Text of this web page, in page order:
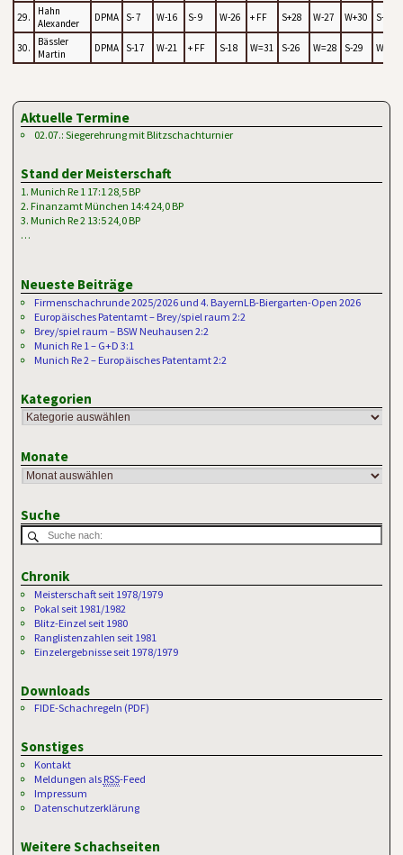
29.
Hahn
Alexander
DPMA S- 7 W-16 S- 9 W-26 + FF S+28 W-27 W+30 S-21
30.
Bässler
Martin
DPMA S-17 W-21 + FF S-18 W=31 S-26 W=28 S-29 W-27
Aktuelle Termine
02.07.: Siegerehrung mit Blitzschachturnier
Stand der Meisterschaft
1. Munich Re 1 17:1 28,5 BP
2. Finanzamt München 14:4 24,0 BP
3. Munich Re 2 13:5 24,0 BP
…
Neueste Beiträge
Firmenschachrunde 2025/2026 und 4. BayernLB-Biergarten-Open 2026
Europäisches Patentamt – Brey/spiel raum 2:2
Brey/spiel raum – BSW Neuhausen 2:2
Munich Re 1 – G+D 3:1
Munich Re 2 – Europäisches Patentamt 2:2
Kategorien
Monate
Suche
Chronik
Meisterschaft seit 1978/1979
Pokal seit 1981/1982
Blitz-Einzel seit 1980
Ranglistenzahlen seit 1981
Einzelergebnisse seit 1978/1979
Downloads
FIDE-Schachregeln (PDF)
Sonstiges
Kontakt
Meldungen als RSS-Feed
Impressum
Datenschutzerklärung
Weitere Schachseiten